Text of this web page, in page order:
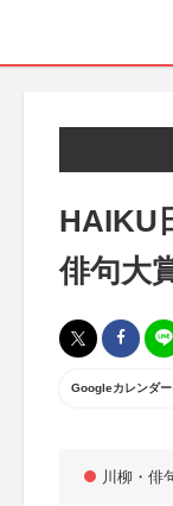
HAIKU
俳句大
Googleカレンダ
川柳・俳